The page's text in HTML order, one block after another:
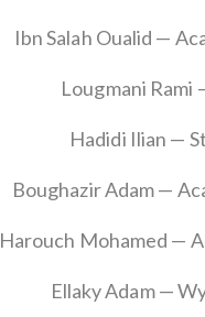
Ibn Salah Oualid —
Lougmani Rami
Hadidi Ilian —
Boughazir Adam —
Harouch Mohamed —
Ellaky Adam —